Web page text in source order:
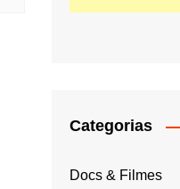
Categorias
Docs & Filmes